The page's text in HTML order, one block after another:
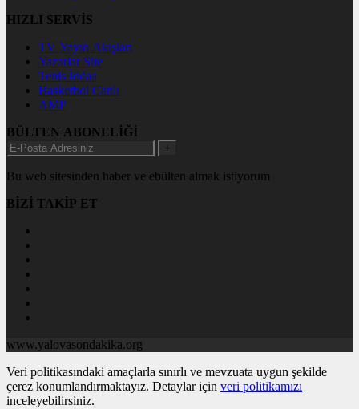
HIZLI SERVİS
TV Yayın Akışları
Yazarlar Site
Tenis İddaa
Basketbol Canlı
AMP
BÜLTEN ABONELİĞİ
+
Bu web sitesinden haber ve ebülten almak istiyorum
BİZİ TAKİP ET
www.yalovasondakika.org
Veri politikasındaki amaçlarla sınırlı ve mevzuata uygun şekilde
çerez konumlandırmaktayız. Detaylar için veri politikamızı
inceleyebilirsiniz.